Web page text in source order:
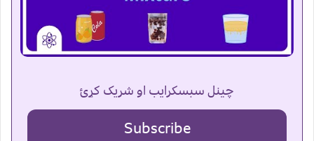
چینل سبسکرایب او شریک کړئ
Subscribe